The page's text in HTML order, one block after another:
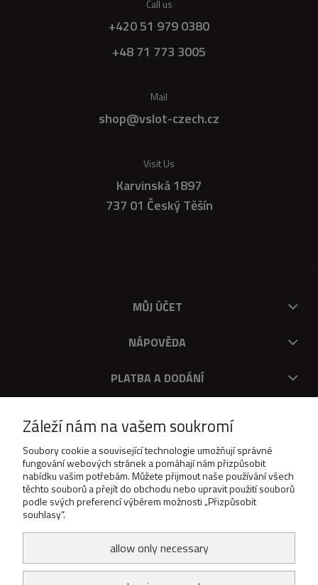
Call us
+420 51 979 0380
+48 71 773 3005
Mail
shop@vslot-czech.cz
Visit Us
Karvinská 1897
737 01 Český Těšín
MŮJ ÚČET
NÁPOVĚDA
PLATBA A DODÁNÍ
DOWNLOAD
Záleží nám na vašem soukromí
Soubory cookie a související technologie umožňují správné
fungování webových stránek a pomáhají nám přizpůsobit
nabídku vašim potřebám. Můžete přijmout naše používání všech
těchto souborů a přejít do obchodu nebo upravit použití souborů
podle svých preferencí výběrem možnosti „Přizpůsobit
souhlasy“.
allow only necessary